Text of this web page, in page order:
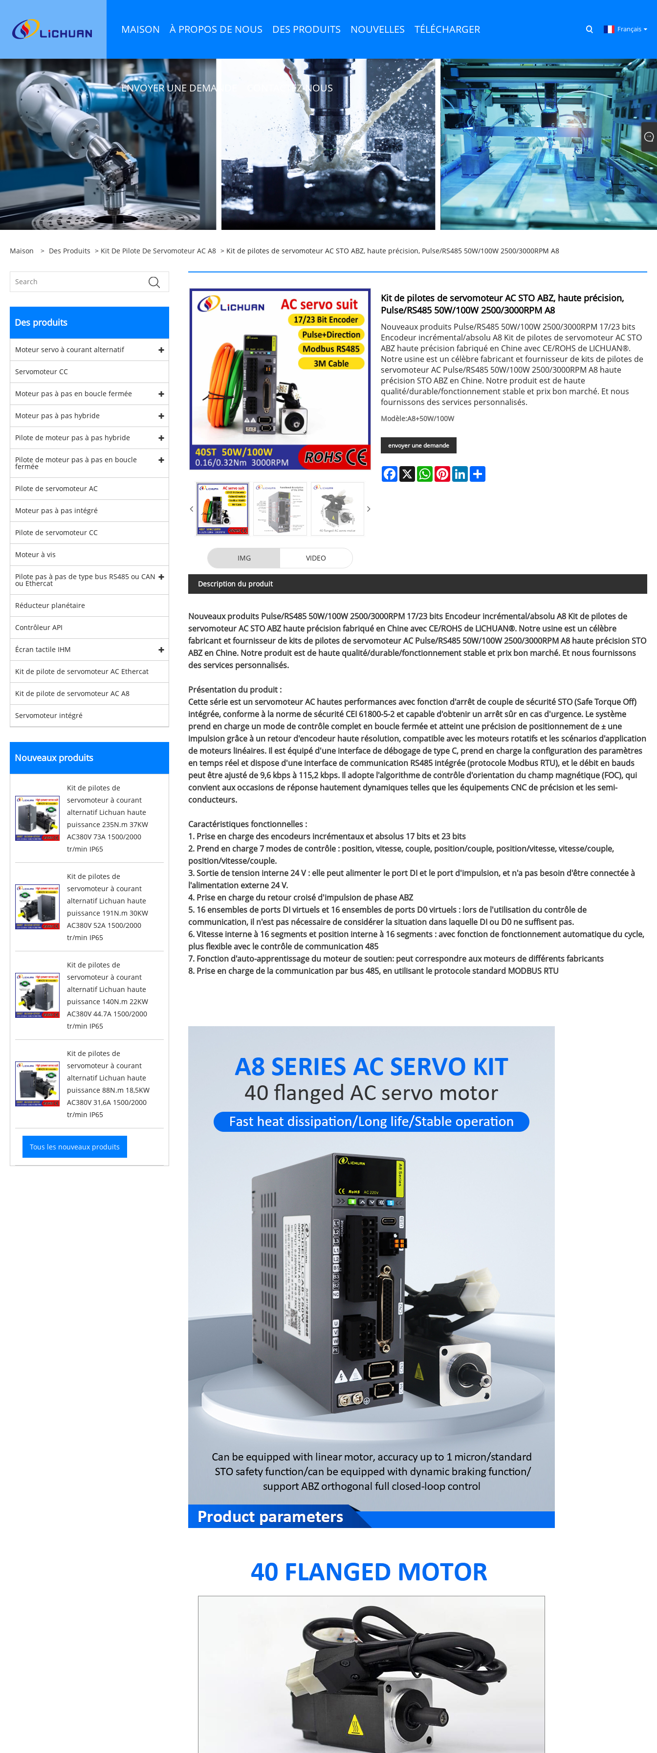
MAISON À PROPOS DE NOUS DES PRODUITS NOUVELLES TÉLÉCHARGER
ENVOYER UNE DEMANDE CONTACTEZ-NOUS
Français
Maison > Des Produits > Kit De Pilote De Servomoteur AC A8 > Kit de pilotes de servomoteur AC STO ABZ, haute précision, Pulse/RS485 50W/100W 2500/3000RPM A8
Des produits
Moteur servo à courant alternatif
Servomoteur CC
Moteur pas à pas en boucle fermée
Moteur pas à pas hybride
Pilote de moteur pas à pas hybride
Pilote de moteur pas à pas en boucle
fermée
Pilote de servomoteur AC
Moteur pas à pas intégré
Pilote de servomoteur CC
Moteur à vis
Pilote pas à pas de type bus RS485 ou CAN
ou Ethercat
Réducteur planétaire
Contrôleur API
Écran tactile IHM
Kit de pilote de servomoteur AC Ethercat
Kit de pilote de servomoteur AC A8
Servomoteur intégré
Nouveaux produits
Kit de pilotes de
servomoteur à courant
alternatif Lichuan haute
puissance 235N.m 37KW
AC380V 73A 1500/2000
tr/min IP65
Kit de pilotes de
servomoteur à courant
alternatif Lichuan haute
puissance 191N.m 30KW
AC380V 52A 1500/2000
tr/min IP65
Kit de pilotes de
servomoteur à courant
alternatif Lichuan haute
puissance 140N.m 22KW
AC380V 44.7A 1500/2000
tr/min IP65
Kit de pilotes de
servomoteur à courant
alternatif Lichuan haute
puissance 88N.m 18,5KW
AC380V 31,6A 1500/2000
tr/min IP65
Tous les nouveaux produits
IMG VIDEO
Kit de pilotes de servomoteur AC STO ABZ, haute précision,
Pulse/RS485 50W/100W 2500/3000RPM A8
Nouveaux produits Pulse/RS485 50W/100W 2500/3000RPM 17/23 bits
Encodeur incrémental/absolu A8 Kit de pilotes de servomoteur AC STO
ABZ haute précision fabriqué en Chine avec CE/ROHS de LICHUAN®.
Notre usine est un célèbre fabricant et fournisseur de kits de pilotes de
servomoteur AC Pulse/RS485 50W/100W 2500/3000RPM A8 haute
précision STO ABZ en Chine. Notre produit est de haute
qualité/durable/fonctionnement stable et prix bon marché. Et nous
fournissons des services personnalisés.
Modèle:A8+50W/100W
envoyer une demande
Facebook
X WhatsApp
PinterestLinkedIn
Description du produit
Nouveaux produits Pulse/RS485 50W/100W 2500/3000RPM 17/23 bits Encodeur incrémental/absolu A8 Kit de pilotes de
servomoteur AC STO ABZ haute précision fabriqué en Chine avec CE/ROHS de LICHUAN®. Notre usine est un célèbre
fabricant et fournisseur de kits de pilotes de servomoteur AC Pulse/RS485 50W/100W 2500/3000RPM A8 haute précision STO
ABZ en Chine. Notre produit est de haute qualité/durable/fonctionnement stable et prix bon marché. Et nous fournissons
des services personnalisés.
Présentation du produit :
Cette série est un servomoteur AC hautes performances avec fonction d'arrêt de couple de sécurité STO (Safe Torque Off)
intégrée, conforme à la norme de sécurité CEI 61800-5-2 et capable d'obtenir un arrêt sûr en cas d'urgence. Le système
prend en charge un mode de contrôle complet en boucle fermée et atteint une précision de positionnement de ± une
impulsion grâce à un retour d'encodeur haute résolution, compatible avec les moteurs rotatifs et les scénarios d'application
de moteurs linéaires. Il est équipé d'une interface de débogage de type C, prend en charge la configuration des paramètres
en temps réel et dispose d'une interface de communication RS485 intégrée (protocole Modbus RTU), et le débit en bauds
peut être ajusté de 9,6 kbps à 115,2 kbps. Il adopte l'algorithme de contrôle d'orientation du champ magnétique (FOC), qui
convient aux occasions de réponse hautement dynamiques telles que les équipements CNC de précision et les semi-
conducteurs.
Caractéristiques fonctionnelles :
1. Prise en charge des encodeurs incrémentaux et absolus 17 bits et 23 bits
2. Prend en charge 7 modes de contrôle : position, vitesse, couple, position/couple, position/vitesse, vitesse/couple,
position/vitesse/couple.
3. Sortie de tension interne 24 V : elle peut alimenter le port DI et le port d'impulsion, et n'a pas besoin d'être connectée à
l'alimentation externe 24 V.
4. Prise en charge du retour croisé d'impulsion de phase ABZ
5. 16 ensembles de ports DI virtuels et 16 ensembles de ports D0 virtuels : lors de l'utilisation du contrôle de
communication, il n'est pas nécessaire de considérer la situation dans laquelle DI ou D0 ne suffisent pas.
6. Vitesse interne à 16 segments et position interne à 16 segments : avec fonction de fonctionnement automatique du cycle,
plus flexible avec le contrôle de communication 485
7. Fonction d'auto-apprentissage du moteur de soutien: peut correspondre aux moteurs de différents fabricants
8. Prise en charge de la communication par bus 485, en utilisant le protocole standard MODBUS RTU